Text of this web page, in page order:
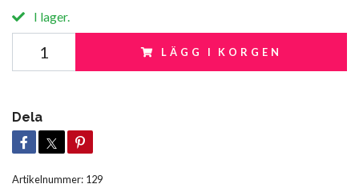
I lager.
LÄGG I KORGEN
Dela
Artikelnummer: 129